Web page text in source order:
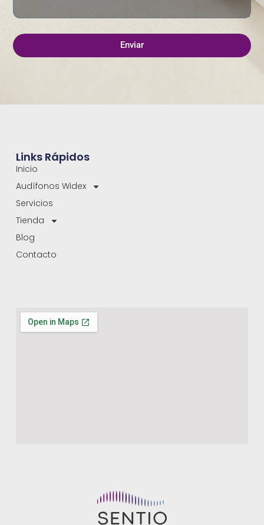
Enviar
Links Rápidos
Inicio
Audífonos Widex
Servicios
Tienda
Blog
Contacto